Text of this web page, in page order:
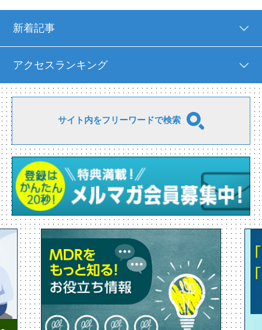
新着記事
アクセスランキング
サイト内をフリーワードで検索